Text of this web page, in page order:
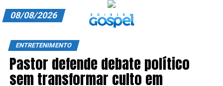
ANUNCIE CONOSCO
ASSINE
08/08/2026
ENTRETENIMENTO
Pastor defende debate político
sem transformar culto em